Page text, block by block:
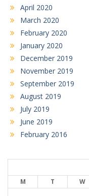
April 2020
March 2020
February 2020
January 2020
December 2019
November 2019
September 2019
August 2019
July 2019
June 2019
February 2016
M T W